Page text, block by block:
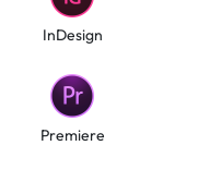
InDesign
Premiere